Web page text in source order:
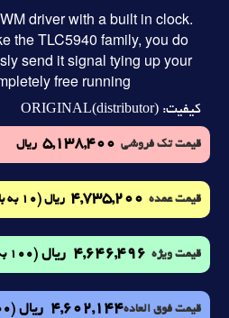
driver with a built in clock.
the TLC5940 family, you do
send it signal tying up your
free running
کیفیت: ORIGINAL(distributor)
قیمت تک فروشی 5,138,400 ریال
قیمت عمده 4,735,200 ریال (10 به بالا)
قیمت ویژه 4,646,496 ریال (100 به بالا)
قیمت فوق العاده4,602,144 ریال (1000 به بالا)